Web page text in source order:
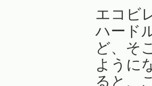
エコビ
ハード
ど、そ
ように
ると、